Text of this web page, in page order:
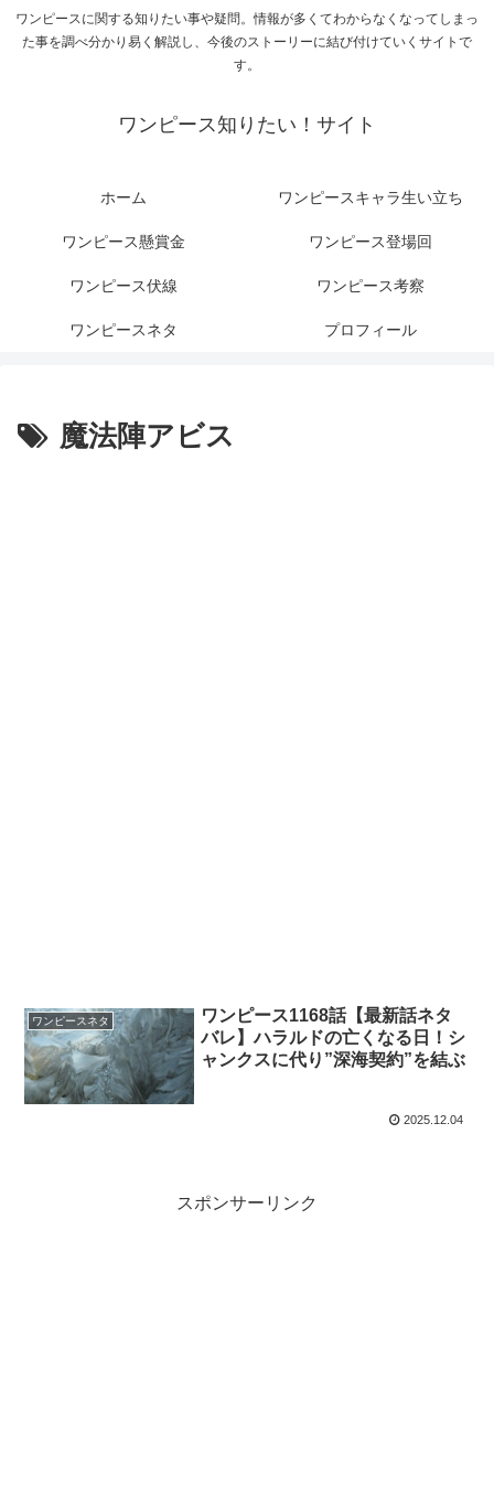
ワンピースに関する知りたい事や疑問。情報が多くてわからなくなってしまっ
た事を調べ分かり易く解説し、今後のストーリーに結び付けていくサイトで
す。
ワンピース知りたい！サイト
ホーム ワンピースキャラ生い立ち
ワンピース懸賞金 ワンピース登場回
ワンピース伏線 ワンピース考察
ワンピースネタ プロフィール
魔法陣アビス
ワンピースネタ
ワンピース1168話【最新話ネタ
バレ】ハラルドの亡くなる日！シ
ャンクスに代り”深海契約”を結ぶ
2025.12.04
スポンサーリンク